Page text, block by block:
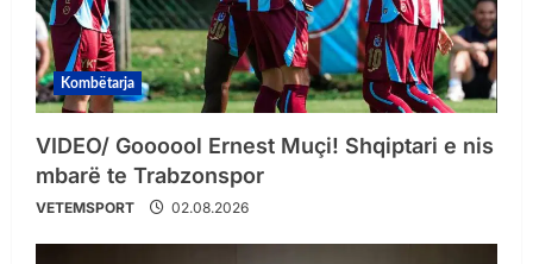
Kombëtarja
VIDEO/ Goooool Ernest Muçi! Shqiptari e nis
mbarë te Trabzonspor
VETEMSPORT 02.08.2026